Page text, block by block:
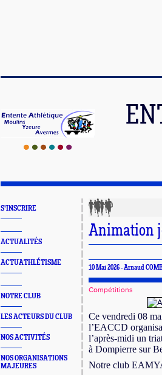
S'INSCRIRE
ACTUALITÉS
ACTUATHLÉTISME
NOTRE CLUB
LES ACTEURS DU CLUB
NOS ACTIVITÉS
NOS ORGANISATIONS
MAJEURES
Animation
10 Mai 2026 - Arnaud
Compétitions
Ce vendredi 08
l’EACCD
l’après-midi un
à Dompierre sur
Notre club